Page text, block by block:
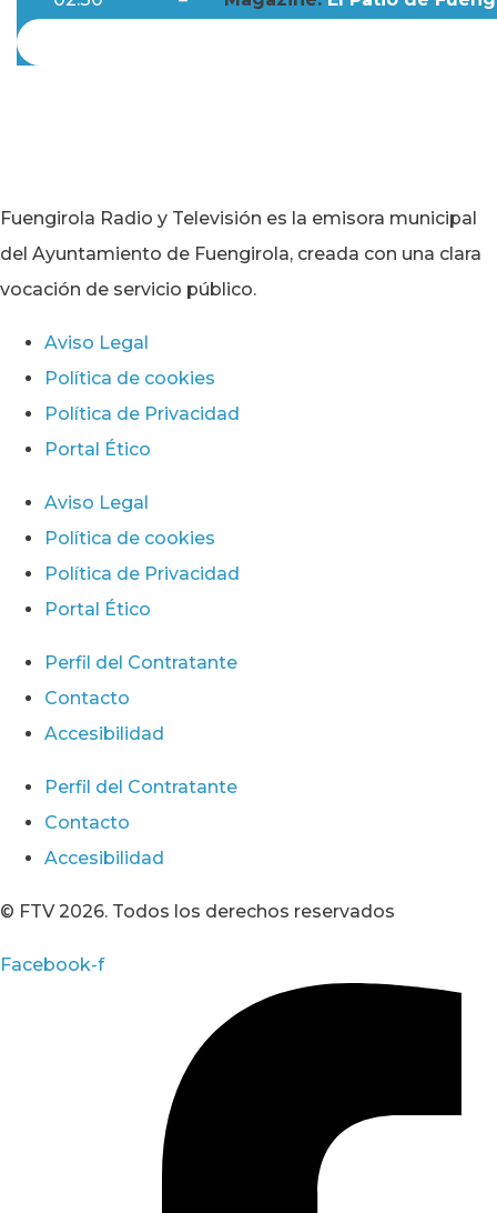
Fuengirola Radio y Televisión es la emisora municipal
del Ayuntamiento de Fuengirola, creada con una clara
vocación de servicio público.
Aviso Legal
Política de cookies
Política de Privacidad
Portal Ético
Aviso Legal
Política de cookies
Política de Privacidad
Portal Ético
Perfil del Contratante
Contacto
Accesibilidad
Perfil del Contratante
Contacto
Accesibilidad
© FTV 2026. Todos los derechos reservados
Facebook-f